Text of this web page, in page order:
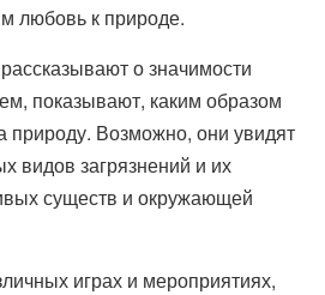
любовь к природе.
о значимости
показывают, каким образом
природу. Возможно, они увидят
видов загрязнений и их
существ и окружающей
играх и мероприятиях,